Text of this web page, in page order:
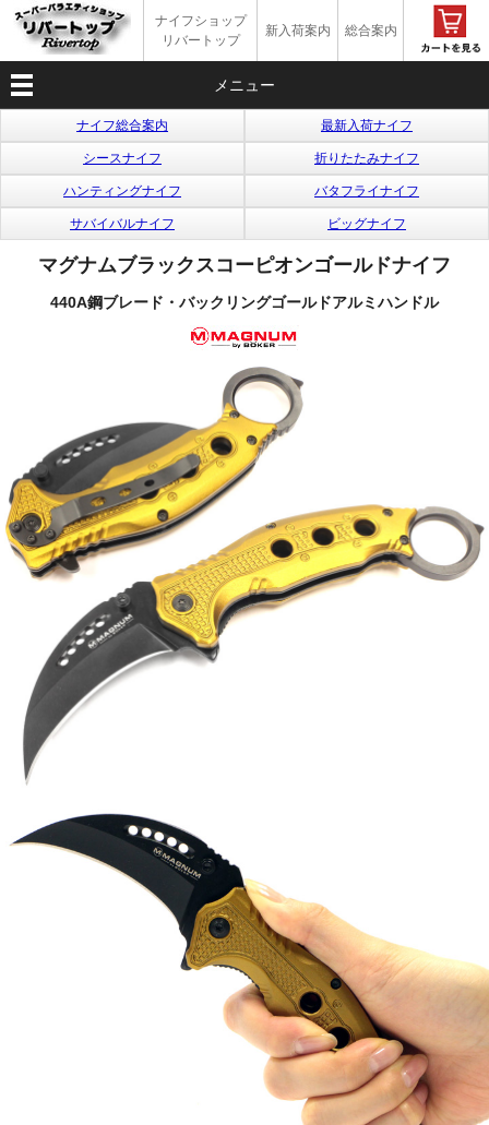
ナイフショップ
リバートップ
新入荷案内 総合案内
メニュー
ナイフ総合案内 最新入荷ナイフ
シースナイフ 折りたたみナイフ
ハンティングナイフ バタフライナイフ
サバイバルナイフ ビッグナイフ
マグナムブラックスコーピオンゴールドナイフ
440A鋼ブレード・バックリングゴールドアルミハンドル